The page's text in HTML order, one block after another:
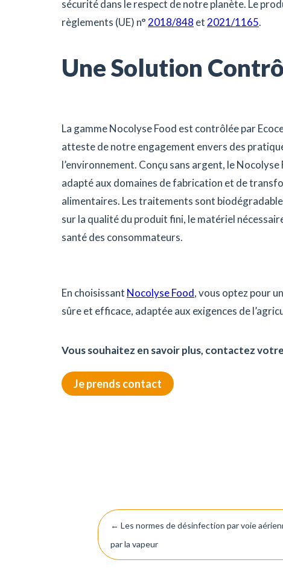
sécurité dans le respect de notre planète. Le
règlements (UE) n°2018/848 et2021/1165.
Une Solution
La gamme Nocolyse Food est contrôlée par
atteste de notre engagement envers des
l’environnement. Conçu sans argent, le
adapté aux domaines de fabrication et de
alimentaires. Les traitements sont
sur la qualité du produit fini, le matériel
santé des consommateurs.
En choisissant Nocolyse Food, vous optez pour
sûre et efficace, adaptée aux exigences de
Vous souhaitez en savoir plus, contactez
Je prends contact
Navigation
de
← Les normes de désinfection par voie
par la vapeur